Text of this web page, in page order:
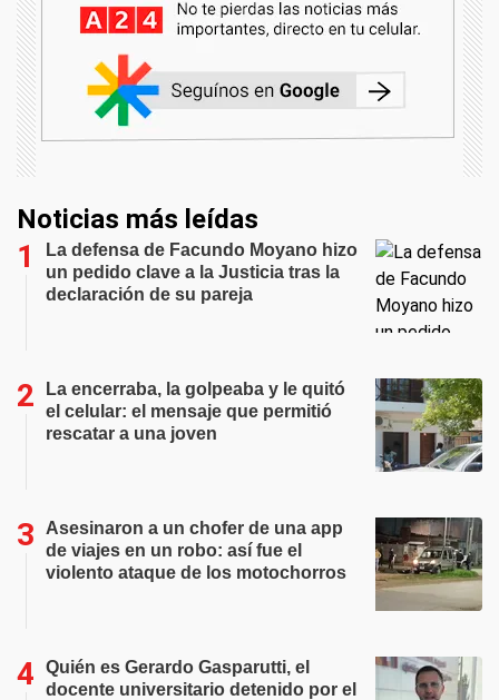
Noticias más leídas
La defensa de Facundo Moyano hizo
un pedido clave a la Justicia tras la
declaración de su pareja
La encerraba, la golpeaba y le quitó
el celular: el mensaje que permitió
rescatar a una joven
Asesinaron a un chofer de una app
de viajes en un robo: así fue el
violento ataque de los motochorros
Quién es Gerardo Gasparutti, el
docente universitario detenido por el